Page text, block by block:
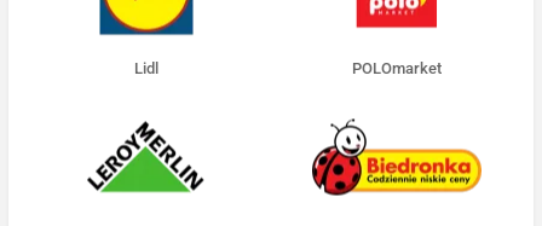
Lidl POLOmarket